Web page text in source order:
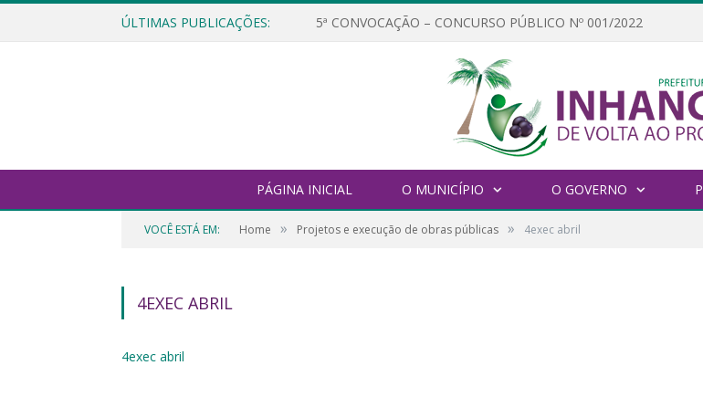
ÚLTIMAS PUBLICAÇÕES: 5ª CONVOCAÇÃO – CONCURSO PÚBLICO Nº 001/2022
PÁGINA INICIAL O MUNICÍPIO O GOVERNO
VOCÊ ESTÁ EM: Home » Projetos e execução de obras públicas » 4exec abril
4EXEC ABRIL
4exec abril